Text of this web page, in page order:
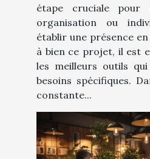
étape cruciale pour
organisation ou
établir une présence
à bien ce projet, il est
les meilleurs outils
besoins spécifiques.
constante...